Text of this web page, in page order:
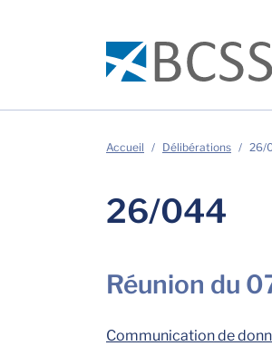
Accueil Délibérations 26/
26/044
Réunion du
Communication de